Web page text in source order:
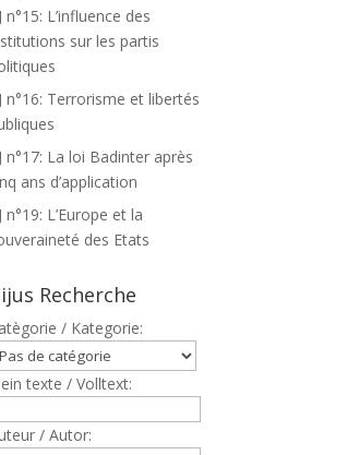
n°15: L’influence des
sur les partis
n°16: Terrorisme et libertés
n°17: La loi Badinter après
ans d’application
n°19: L’Europe et la
des Etats
Recherche
/ Kategorie:
texte / Volltext:
/ Autor: